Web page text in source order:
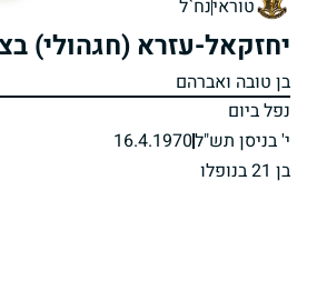
טוראינח`ל
יחזקאל-עזרא (חגהולי)
בן טובה ואברהם
נפל ביום
י' בניסן תש"ל16.4.1970
בן 21 בנופלו